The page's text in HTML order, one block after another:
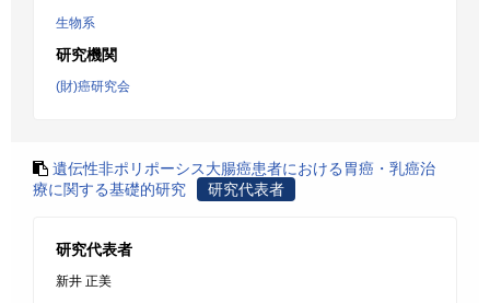
生物系
研究機関
(財)癌研究会
遺伝性非ポリポーシス大腸癌患者における胃癌・乳癌治
療に関する基礎的研究
研究代表者
研究代表者
新井 正美